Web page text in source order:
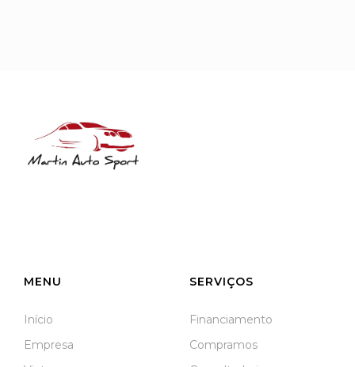
MENU
Início
Empresa
SERVIÇOS
Financiamento
Compramos